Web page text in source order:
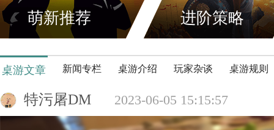
萌新推荐 进阶策略
桌游文章 新闻专栏 桌游介绍 玩家杂谈 桌游规则
特污屠DM 2023-06-05 15:15:57